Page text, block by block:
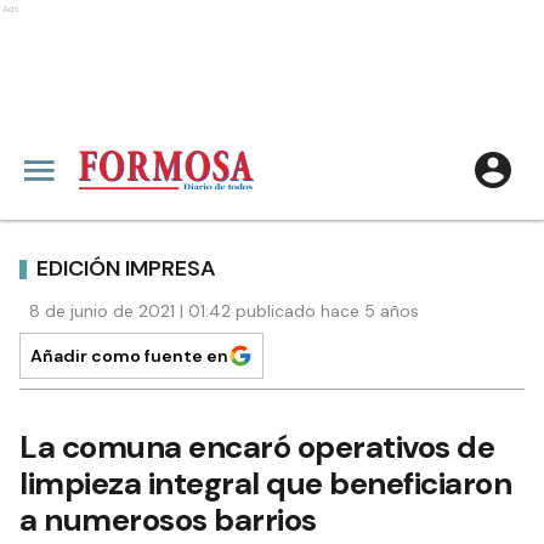
Ads
EDICIÓN IMPRESA
8 de junio de 2021 | 01:42 publicado hace 5 años
Añadir como fuente en
La comuna encaró operativos de
limpieza integral que beneficiaron
a numerosos barrios